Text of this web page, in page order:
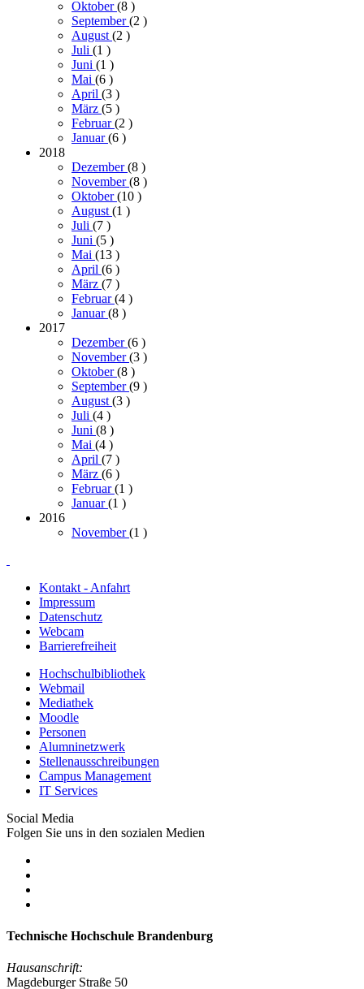
Oktober(8 )
September(2 )
August (2 )
Juli (1 )
Juni (1 )
Mai (6 )
April (3 )
März (5 )
Februar(2 )
Januar(6 )
2018
Dezember(8 )
November(8 )
Oktober(10 )
August (1 )
Juli (7 )
Juni (5 )
Mai (13 )
April (6 )
März (7 )
Februar(4 )
Januar(8 )
2017
Dezember(6 )
November(3 )
Oktober(8 )
September(9 )
August (3 )
Juli (4 )
Juni (8 )
Mai (4 )
April (7 )
März (6 )
Februar(1 )
Januar(1 )
2016
November(1 )
Kontakt - Anfahrt
Impressum
Datenschutz
Webcam
Barrierefreiheit
Hochschulbibliothek
Webmail
Mediathek
Moodle
Personen
Alumninetzwerk
Stellenausschreibungen
Campus Management
IT Services
Social Media
Folgen Sie uns in den sozialen Medien
Technische Hochschule Brandenburg
Hausanschrift:
Magdeburger Straße 50